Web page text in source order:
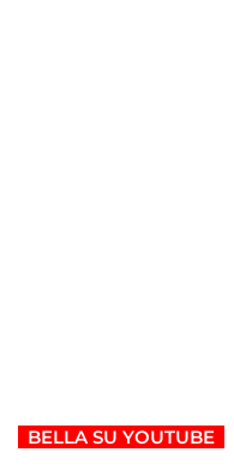
BELLA SU YOUTUBE